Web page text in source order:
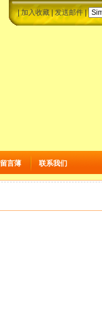
|加入收藏|发送邮件|
留言薄 联系我们